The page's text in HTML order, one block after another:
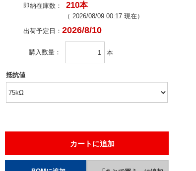
即納在庫数： 210本
（ 2026/08/09 00:17 現在）
出荷予定日： 2026/8/10
購入数量 本
抵抗値